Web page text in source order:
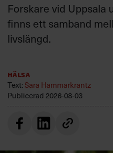
Forskare vid Uppsala
finns ett samband
livslängd.
Hälsa
Text: Sara Hammarkrantz
Publicerad 2026-08-03